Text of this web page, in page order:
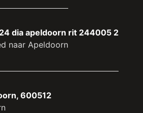
dia apeldoorn rit 244005 2
naar Apeldoorn
600512